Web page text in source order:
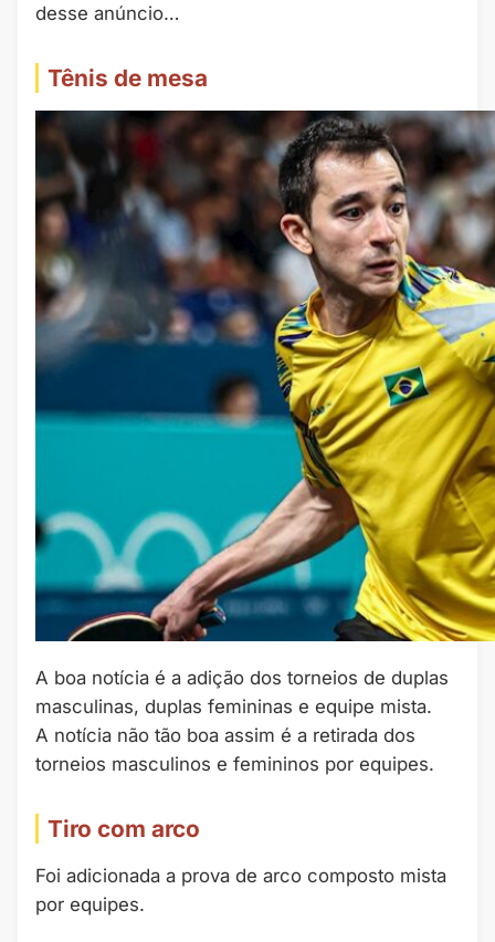
desse anúncio…
Tênis de mesa
A boa notícia é a adição dos torneios de duplas
masculinas, duplas femininas e equipe mista.
A notícia não tão boa assim é a retirada dos
torneios masculinos e femininos por equipes.
Tiro com arco
Foi adicionada a prova de arco composto mista
por equipes.